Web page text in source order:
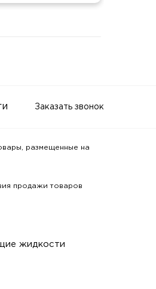
Заказать звонок
размещенные на
продажи товаров
жидкости